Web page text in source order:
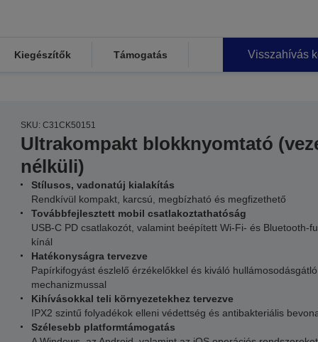
Kiegészítők Támogatás Visszahívás
SKU: C31CK50151
Ultrakompakt blokknyomtató
nélküli)
Stílusos, vadonatúj kialakítás
Rendkívül kompakt, karcsú, megbízható és megfizethető
Továbbfejlesztett mobil csatlakoztathatóság
USB-C PD csatlakozót, valamint beépített Wi-Fi- és Bluetooth-
kínál
Hatékonyságra tervezve
Papírkifogyást észlelő érzékelőkkel és kiváló hullámosodásgátló
mechanizmussal
Kihívásokkal teli környezetekhez tervezve
IPX2 szintű folyadékok elleni védettség és antibakteriális
Szélesebb platformtámogatás